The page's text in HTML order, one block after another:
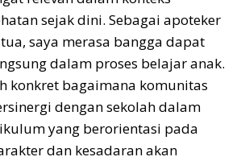
sejak dini. Sebagai apoteker
saya merasa bangga dapat
dalam proses belajar anak.
konkret bagaimana komunitas
dengan sekolah dalam
yang berorientasi pada
dan kesadaran akan